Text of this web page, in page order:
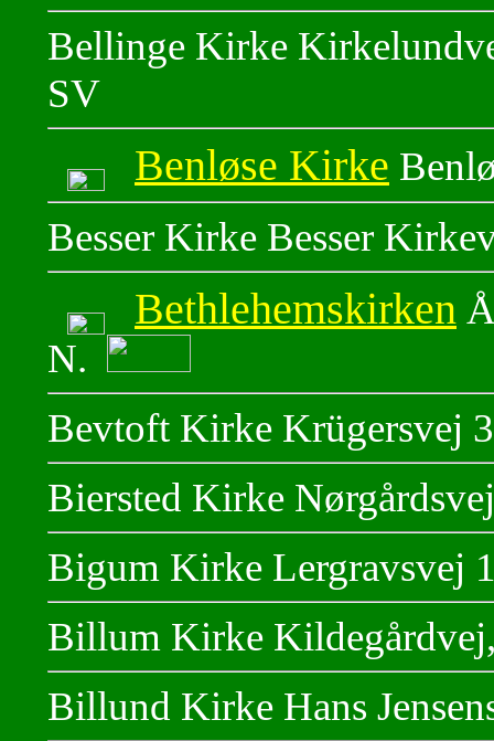
Bellinge Kirke
SV
Benløse Kirke
Besser Kirke Besser
Bethlehemskirken
N.
Bevtoft Kirke Krügersvej
Biersted Kirke
Bigum Kirke Lergravsvej
Billum Kirke
Billund Kirke Hans